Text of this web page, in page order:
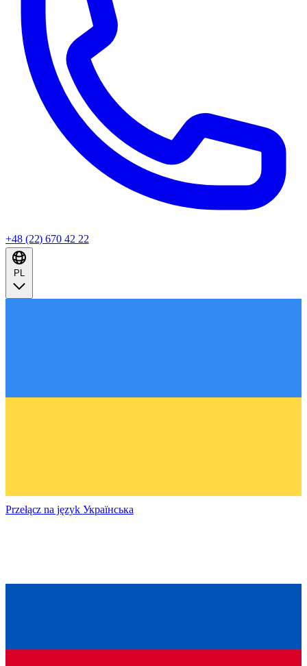
+48 (22) 670 42 22
Przełącz na język Українська